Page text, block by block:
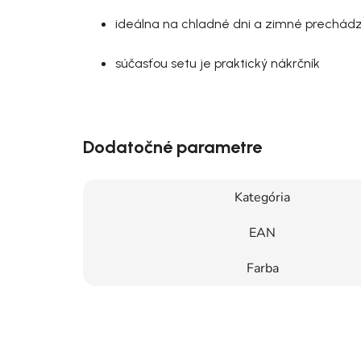
ideálna na chladné dni a zimné
súčasťou setu je praktický nákrčník
Dodatočné parametre
Kategória
EAN
Farba